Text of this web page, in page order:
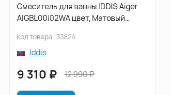
Смеситель для ванны IDDIS Aiger
AIGBL00i02WA цвет, Матовый
Код товара 33824
Iddis
9 310 ₽ 12 990₽